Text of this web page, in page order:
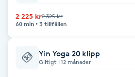
Barber
Barnklippning
BIAB
2 225 kr2 325 kr
60 min
3 tillfällen
Yin Yoga 20 klipp
Giltigt i 12 månader